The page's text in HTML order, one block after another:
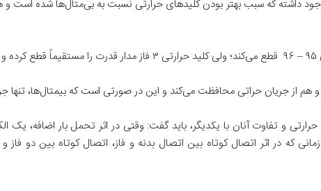
داشته که سبب بهتر بودن کلیدهای حرارتی نسبت به بی‌متال‌ها شده است و
هم از جریان حراتی محافظت می‌کند و این در صورتی است که بیمتال‌ها، تنها
و تفاوت آنان با یکدیگر، باید گفت: وقتی در اثر تحمل بار اضافه، یک
که در اثر اتصال کوتاه بین اتصال بدنه و فاز، اتصال کوتاه بین دو فاز